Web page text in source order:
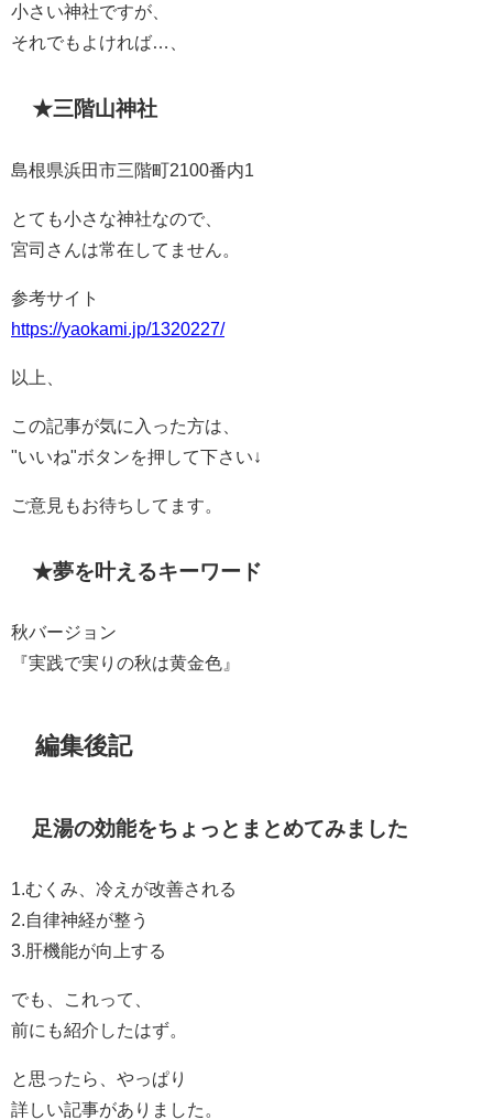
小さい神社ですが、
それでもよければ…、
★三階山神社
島根県浜田市三階町2100番内1
とても小さな神社なので、
宮司さんは常在してません。
参考サイト
https://yaokami.jp/1320227/
以上、
この記事が気に入った方は、
"いいね"ボタンを押して下さい↓
ご意見もお待ちしてます。
★夢を叶えるキーワード
秋バージョン
『実践で実りの秋は黄金色』
編集後記
足湯の効能をちょっとまとめてみました
1.むくみ、冷えが改善される
2.自律神経が整う
3.肝機能が向上する
でも、これって、
前にも紹介したはず。
と思ったら、やっぱり
詳しい記事がありました。